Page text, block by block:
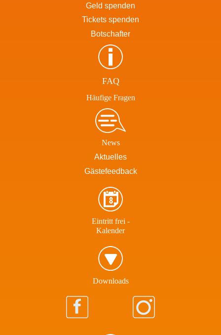
Geld spenden
Tickets spenden
Botschafter
FAQ
Häufige Fragen
News
Aktuelles
Gästefeedback
Eintritt frei -
Kalender
Download​s